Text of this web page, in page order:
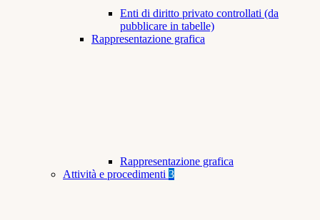
Enti di diritto privato controllati (da
pubblicare in tabelle)
Rappresentazione grafica
Rappresentazione grafica
Attività e procedimenti 3